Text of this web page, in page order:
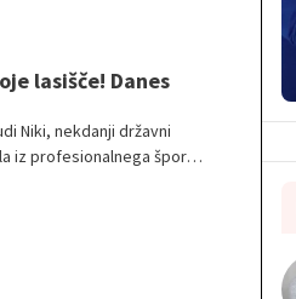
lasišče! Danes
Niki, nekdanji državni
iz profesionalnega športa